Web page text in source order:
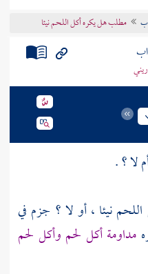
مطلب هل يكره أكل اللحم نيئا
لا ؟ .
نيئا ، أو لا ؟ جزم في
مداومة أكل لحم وأكل لحم